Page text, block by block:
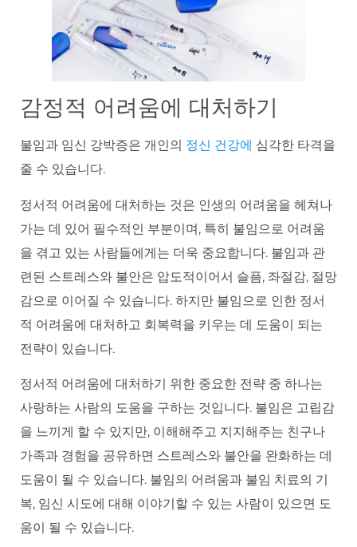
감정적 어려움에 대처하기
불임과 임신 강박증은 개인의 정신 건강에 심각한 타격을
줄 수 있습니다.
정서적 어려움에 대처하는 것은 인생의 어려움을 헤쳐나
가는 데 있어 필수적인 부분이며, 특히 불임으로 어려움
을 겪고 있는 사람들에게는 더욱 중요합니다. 불임과 관
련된 스트레스와 불안은 압도적이어서 슬픔, 좌절감, 절망
감으로 이어질 수 있습니다. 하지만 불임으로 인한 정서
적 어려움에 대처하고 회복력을 키우는 데 도움이 되는
전략이 있습니다.
정서적 어려움에 대처하기 위한 중요한 전략 중 하나는
사랑하는 사람의 도움을 구하는 것입니다. 불임은 고립감
을 느끼게 할 수 있지만, 이해해주고 지지해주는 친구나
가족과 경험을 공유하면 스트레스와 불안을 완화하는 데
도움이 될 수 있습니다. 불임의 어려움과 불임 치료의 기
복, 임신 시도에 대해 이야기할 수 있는 사람이 있으면 도
움이 될 수 있습니다.